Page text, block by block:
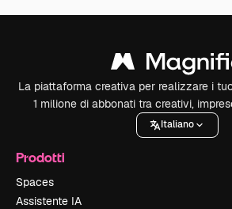
La piattaforma creativa per realizzare i
1 milione di abbonati tra creativi,
Italiano
Prodotti
Spaces
Assistente IA